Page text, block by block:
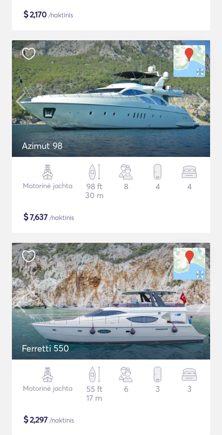
$2,170 /naktinis
Azimut 98
Motorinė jachta
98 ft
30 m
8 4 4
$7,637 /naktinis
Ferretti 550
Motorinė jachta
55 ft
17 m
6 3 3
$2,297 /naktinis